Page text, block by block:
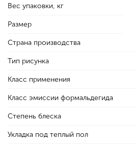
Вес упаковки, кг
Размер
Страна производства
Тип рисунка
Класс применения
Класс эмиссии формальдегида
Степень блеска
Укладка под теплый пол